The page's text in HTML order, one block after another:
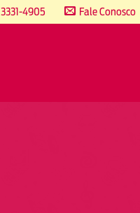
4905 Fale Conosco